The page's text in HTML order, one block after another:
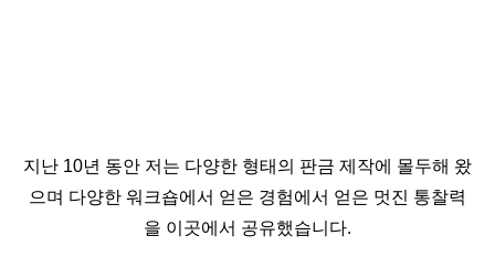
지난 10년 동안 저는 다양한 형태의 판금 제작에 몰두해 왔
으며 다양한 워크숍에서 얻은 경험에서 얻은 멋진 통찰력
을 이곳에서 공유했습니다.